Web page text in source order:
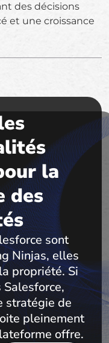
des décisions
et une croissance
la
des
sont
Ninjas, elles
propriété. Si
Salesforce,
stratégie de
pleinement
offre.